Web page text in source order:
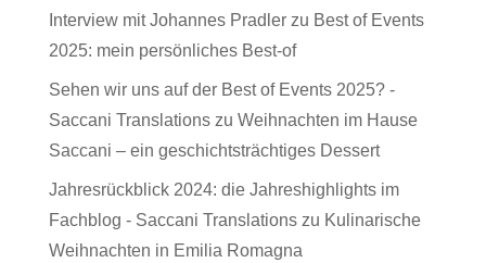
Interview mit Johannes Pradlerzu Best of Events
2025: mein persönliches Best-of
Sehen wir uns auf der Best of Events 2025? -
Saccani Translationszu Weihnachten im Hause
Saccani – ein geschichtsträchtiges Dessert
Jahresrückblick 2024: die Jahreshighlights im
Fachblog - Saccani Translationszu Kulinarische
Weihnachten in Emilia Romagna